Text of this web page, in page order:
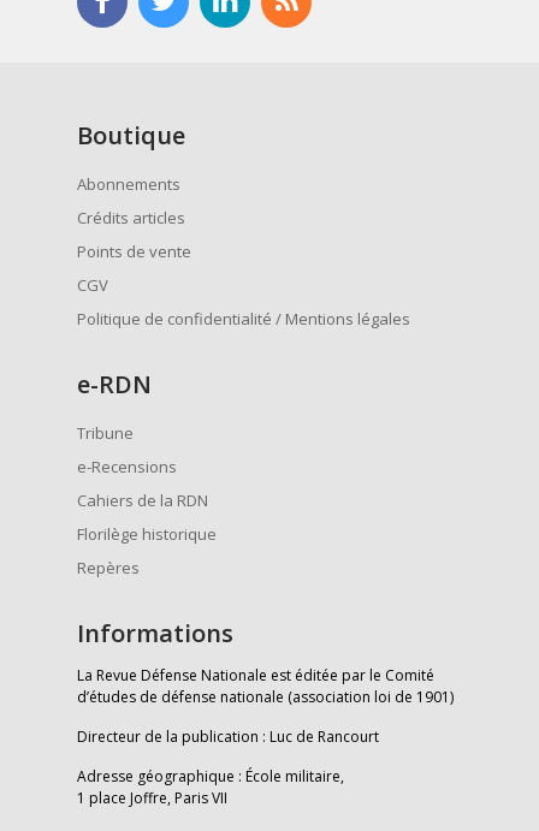
Boutique
Abonnements
Crédits articles
Points de vente
CGV
Politique de confidentialité / Mentions légales
e-RDN
Tribune
e-Recensions
Cahiers de la RDN
Florilège historique
Repères
Informations
La Revue Défense Nationale est éditée par le Comité
d’études de défense nationale (association loi de 1901)
Directeur de la publication : Luc de Rancourt
Adresse géographique : École militaire,
1 place Joffre, Paris VII